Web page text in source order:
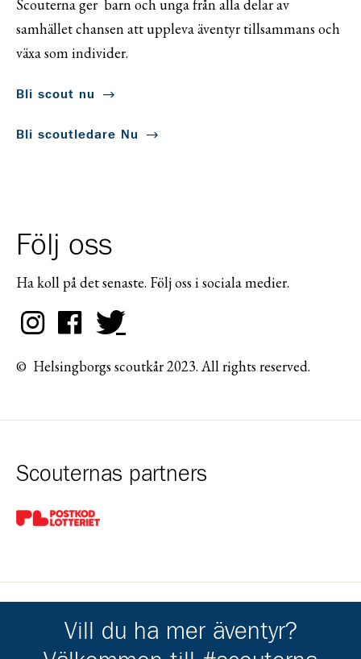
Scouterna ger barn och unga från alla delar av
samhället chansen att uppleva äventyr tillsammans och
växa som individer.
Bli scout nu
Bli scoutledare Nu
Följ oss
Ha koll på det senaste. Följ oss i sociala medier.
© Helsingborgs scoutkår 2023. All rights reserved.
Scouternas partners
Gå till pl_50
Kårens partners
Vill du ha mer äventyr?